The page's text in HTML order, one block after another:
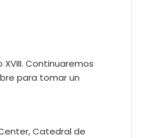
Continuaremos
para tomar un
Catedral de